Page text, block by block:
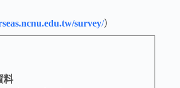
survey/）
料